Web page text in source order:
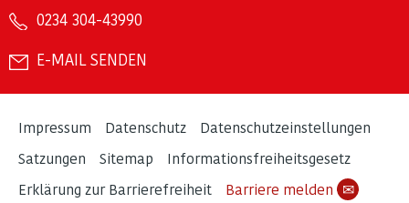
0234 304-43990
E-MAIL SENDEN
Impressum Datenschutz
Datenschutzeinstellungen
Satzungen
Sitemap
Informationsfreiheitsgesetz
Erklärung zur Barrierefreiheit
Barriere melden ✉